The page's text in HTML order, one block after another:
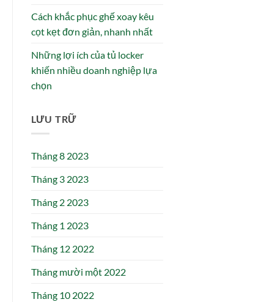
Cách khắc phục ghế xoay kêu
cọt kẹt đơn giản, nhanh nhất
Những lợi ích của tủ locker
khiến nhiều doanh nghiệp lựa
chọn
LƯU TRỮ
Tháng 8 2023
Tháng 3 2023
Tháng 2 2023
Tháng 1 2023
Tháng 12 2022
Tháng mười một 2022
Tháng 10 2022